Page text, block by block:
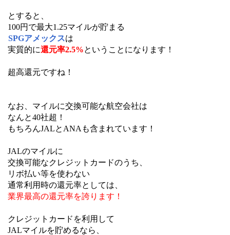
とすると、
100円で最大1.25マイルが貯まる
SPGアメックスは
実質的に還元率2.5%ということになります！
超高還元ですね！
なお、マイルに交換可能な航空会社は
なんと40社超！
もちろんJALとANAも含まれています！
JALのマイルに
交換可能なクレジットカードのうち、
リボ払い等を使わない
通常利用時の還元率としては、
業界最高の還元率を誇ります！
クレジットカードを利用して
JALマイルを貯めるなら、